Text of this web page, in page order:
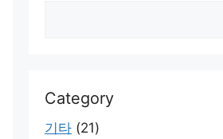
Category
기타 (21)